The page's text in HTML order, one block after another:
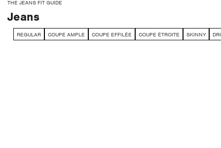
THE JEANS FIT GUIDE
Jeans
REGULAR COUPE AMPLE COUPE EFFILÉE COUPE ÉTROITE SKINNY